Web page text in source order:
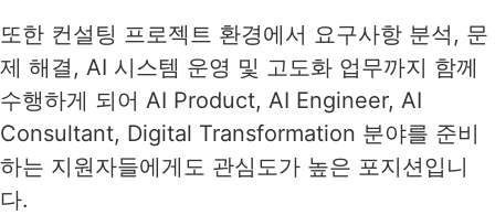
또한 컨설팅 프로젝트 환경에서 요구사항 분석, 문
제 해결, AI 시스템 운영 및 고도화 업무까지 함께
수행하게 되어 AI Product, AI Engineer, AI
Consultant, Digital Transformation 분야를 준비
하는 지원자들에게도 관심도가 높은 포지션입니
다.